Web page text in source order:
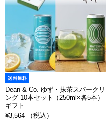
Dean & Co. ゆず・抹茶スパークリ
ング 10本セット（250ml×各5本）
ギフト
¥3,564 （税込）